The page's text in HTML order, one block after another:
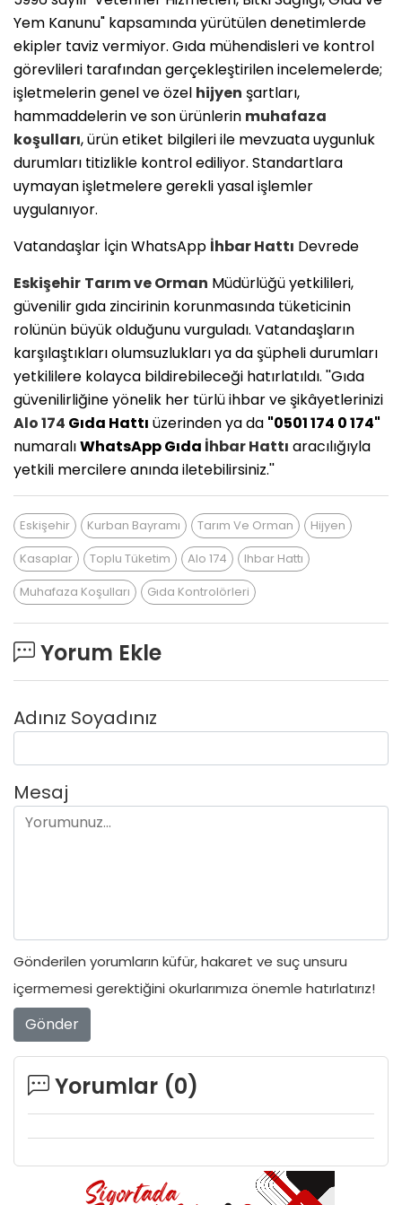
Yem Kanunu" kapsamında yürütülen denetimlerde
ekipler taviz vermiyor. Gıda mühendisleri ve kontrol
görevlileri tarafından gerçekleştirilen incelemelerde;
işletmelerin genel ve özel hijyen şartları,
hammaddelerin ve son ürünlerin muhafaza
koşulları, ürün etiket bilgileri ile mevzuata uygunluk
durumları titizlikle kontrol ediliyor. Standartlara
uymayan işletmelere gerekli yasal işlemler
uygulanıyor.
Vatandaşlar İçin WhatsApp İhbar Hattı Devrede
Eskişehir Tarım ve Orman Müdürlüğü yetkilileri,
güvenilir gıda zincirinin korunmasında tüketicinin
rolünün büyük olduğunu vurguladı. Vatandaşların
karşılaştıkları olumsuzlukları ya da şüpheli durumları
yetkililere kolayca bildirebileceği hatırlatıldı. ''Gıda
güvenilirliğine yönelik her türlü ihbar ve şikâyetlerinizi
Alo 174 Gıda Hattı üzerinden ya da "0501 174 0 174"
numaralıWhatsApp Gıda İhbar Hattı aracılığıyla
yetkili mercilere anında iletebilirsiniz.''
Eskişehir Kurban Bayramı Tarım Ve Orman
Hijyen
Kasaplar
Toplu Tüketim Alo 174
Ihbar Hattı
Muhafaza Koşulları
Gıda Kontrolörleri
Yorum Ekle
Adınız Soyadınız
Mesaj
Gönderilen yorumların küfür, hakaret ve suç unsuru
içermemesi gerektiğini okurlarımıza önemle hatırlatırız!
Gönder
Yorumlar (0)